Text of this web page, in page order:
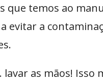
que temos ao
evitar a
as mãos! Isso